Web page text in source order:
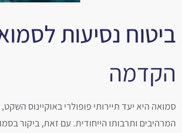
ביטוח נסיעות
הקדמה
סמואה היא יעד תיירותי פופולרי באוקיינוס
המרהיבים ותרבותו הייחודית. עם זאת, ביקור